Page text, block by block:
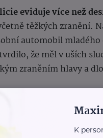
eviduje více než
těžkých zranění.
automobil
že měl v uších
zraněním hlavy a
kde žena na
puštěný
poraněním nohy.
K